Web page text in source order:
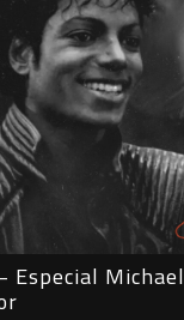
Entrevista com o